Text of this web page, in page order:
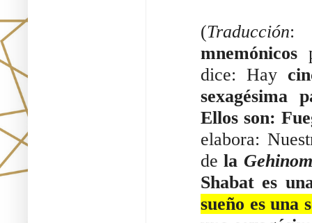
(Traducción:
mnemónicos
dice: Hay
sexagésima
Ellos son:
elabora:
dela Gehinom
Shabat es
sueño es una